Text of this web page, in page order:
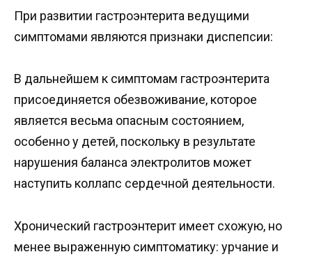
При развитии гастроэнтерита ведущими
симптомами являются признаки диспепсии:
В дальнейшем к симптомам гастроэнтерита
присоединяется обезвоживание, которое
является весьма опасным состоянием,
особенно у детей, поскольку в результате
нарушения баланса электролитов может
наступить коллапс сердечной деятельности.
Хронический гастроэнтерит имеет схожую, но
менее выраженную симптоматику: урчание и